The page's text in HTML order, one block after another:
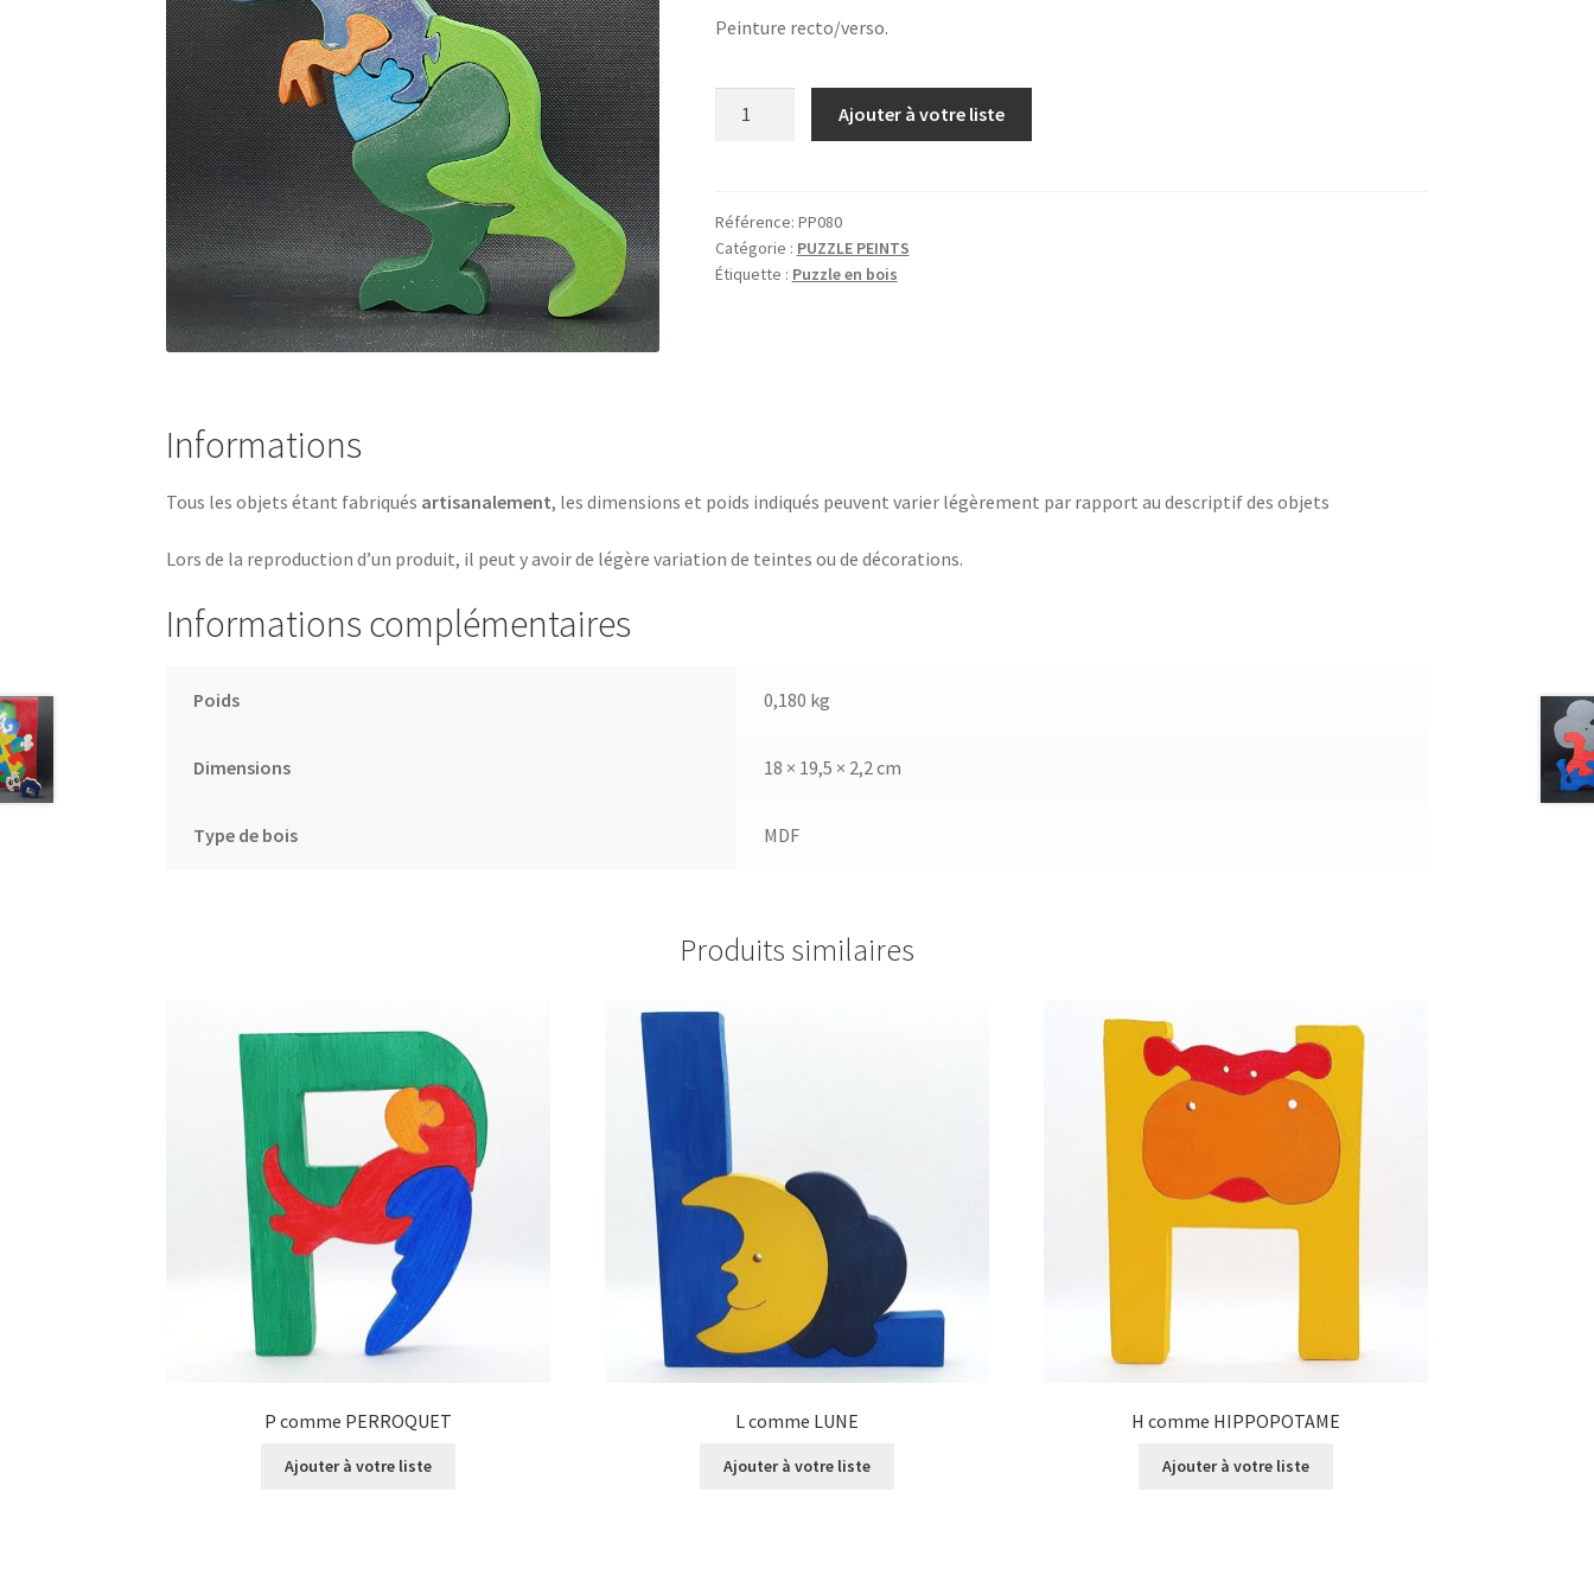
Peinture recto/verso.
ET
VERT
Ajouter à votre liste
Référence: PP080
Catégorie : PUZZLE PEINTS
Étiquette : Puzzle en bois
Informations
Tous les objets étant fabriqués artisanalement, les dimensions et poids indiqués peuvent varier légèrement par rapport au descriptif des objets
Lors de la reproduction d’un produit, il peut y avoir de légère variation de teintes ou de décorations.
Informations complémentaires
Poids 0,180 kg
Dimensions 18 × 19,5 × 2,2 cm
Type de bois MDF
Produits similaires
P comme PERROQUET
Ajouter à votre liste
L comme LUNE
Ajouter à votre liste
H comme HIPPOPOTAME
Ajouter à votre liste